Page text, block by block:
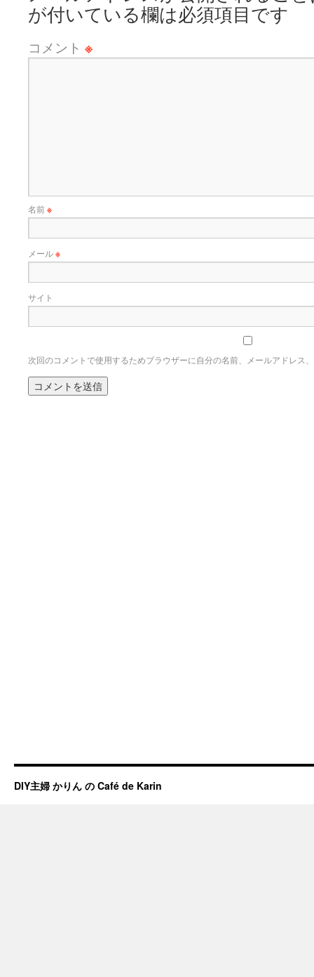
が付いている欄は必須項目です
コメント ※
名前※
メール※
サイト
次回のコメントで使用するためブラウザーに自分の名前、メールアドレス
DIY主婦 かりん の Café de Karin